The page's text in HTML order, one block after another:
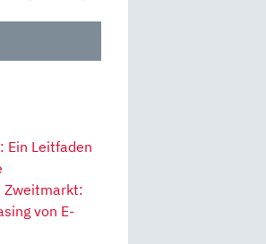
Ein Leitfaden
Zweitmarkt:
von E-